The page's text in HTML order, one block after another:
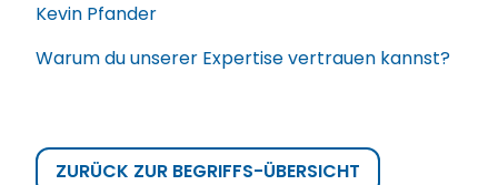
Kevin Pfander
Warum du unserer Expertise vertrauen kannst?
ZURÜCK ZUR BEGRIFFS-ÜBERSICHT